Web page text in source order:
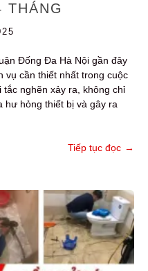
THÁNG
Đống Đa Hà Nội gần đây
vụ cần thiết nhất trong cuộc
nghẽn xảy ra, không chỉ
hư hỏng thiết bị và gây ra
Tiếp tục đọc →